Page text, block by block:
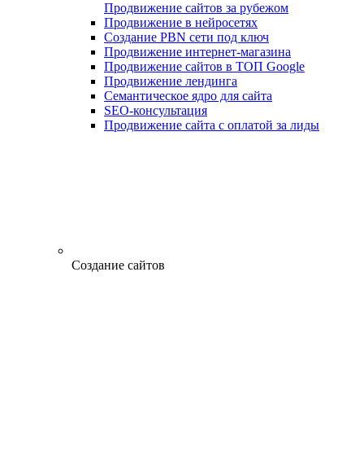
Продвижение сайтов за рубежом
Продвижение в нейросетях
Создание PBN сети под ключ
Продвижение интернет-магазина
Продвижение сайтов в ТОП Google
Продвижение лендинга
Семантическое ядро для сайта
SEO-консультация
Продвижение сайта с оплатой за лиды
Создание сайтов